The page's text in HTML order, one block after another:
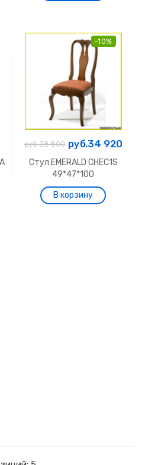
-10%
руб.38 800 руб.34 920
Стул EMERALD CHEC1S
49*47*100